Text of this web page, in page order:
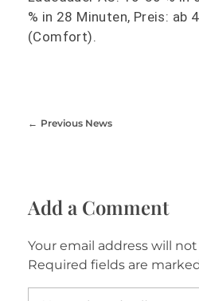
% in 28 Minuten, Preis: ab
(Comfort).
Previous News
Add a Comment
Your email address will
Required fields are